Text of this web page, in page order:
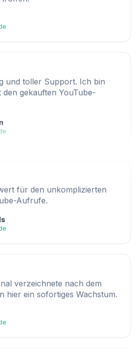
und toller Support. Ich bin
gekauften YouTube-
die Glaubwürdigkeit meines
den Versprechungen und
gefördert.
einfach es war, hier
kaufen.
für den unkomplizierten
Aufrufe.
verzeichnete nach dem
ein sofortiges Wachstum.